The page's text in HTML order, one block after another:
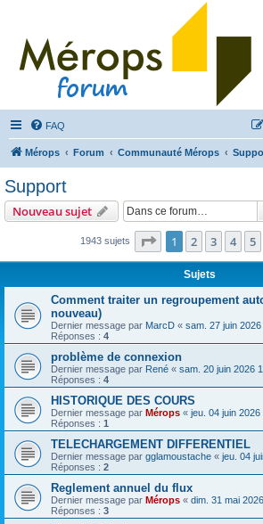
FAQ
Mérops Forum Communauté Mérops
Support
Nouveau sujet
1943 sujets Page 1sur39
1 2 3 4 5
Sujets
Comment traiter un regroupement
nouveau)
Dernier message par MarcD « sam. 27 juin
Réponses : 4
problème de connexion
Dernier message par René « sam. 20 juin 2026
Réponses : 4
HISTORIQUE DES COURS
Dernier message par Mérops « jeu. 04 juin 2026
Réponses : 1
TELECHARGEMENT DIFFERENTIEL
Dernier message par gglamoustache « jeu. 04
Réponses : 2
Reglement annuel du flux
Dernier message par Mérops « dim. 31 mai
Réponses : 3